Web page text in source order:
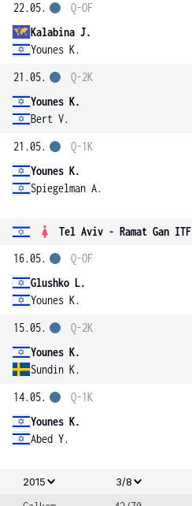
22.05.
Kalabina J.
Younes K.
Q-OF
21.05.
Younes K.
Bert V.
Q-2K
21.05.
Younes K.
Spiegelman A.
Q-1K
Tel Aviv - Ramat Gan ITF
16.05.
Glushko L.
Younes K.
Q-OF
15.05.
Younes K.
Sundin K.
Q-2K
14.05.
Younes K.
Abed Y.
Q-1K
2015 3/8